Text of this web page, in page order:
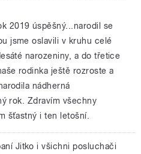
2019 úspěšný...narodil se
jsme oslavili v kruhu celé
narozeniny, a do třetice
rodinka ještě rozroste a
nádherná
rok. Zdravím všechny
šťastný i ten letošní.
Jitko i všichni posluchači